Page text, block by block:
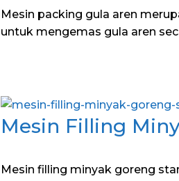
Mesin packing gula aren
untuk mengemas gula aren
Mesin Filling
Mesin filling minyak goreng